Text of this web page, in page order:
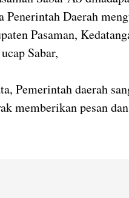
Daerah
Pasaman,
Sabar,
Pemerintah daerah
memberikan pesan